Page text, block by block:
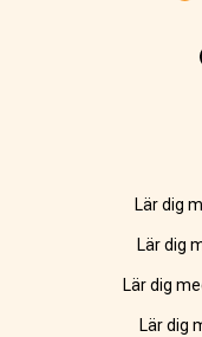
Lär dig
Lär dig
Lär dig
Lär dig